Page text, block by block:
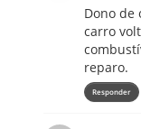
Dono de
carro
reparo.
Responder